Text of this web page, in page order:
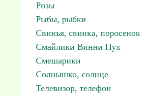
Розы
Рыбы, рыбки
Свинья, свинка, поросенок
Смайлики Винни Пух
Смешарики
Солнышко, солнце
Телевизор, телефон